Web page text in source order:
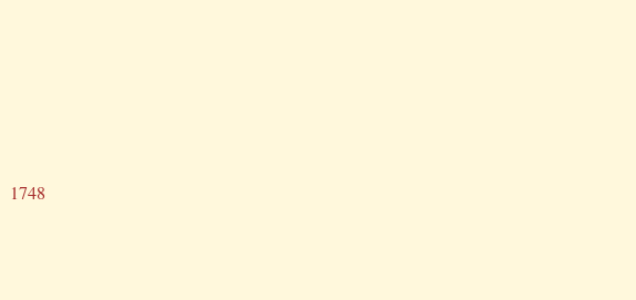
1748